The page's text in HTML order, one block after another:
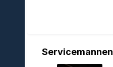
Servicemannen